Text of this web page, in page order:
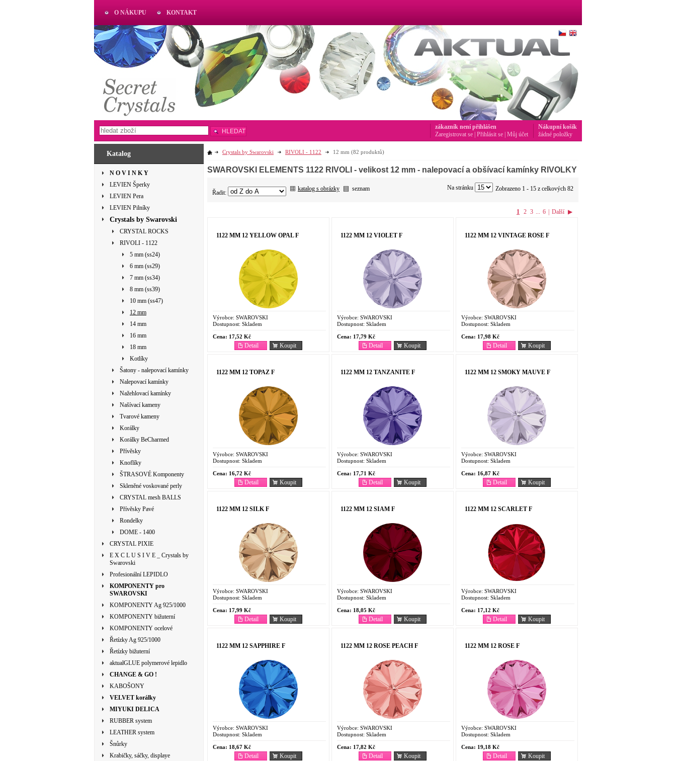
Katalog
N O V I N K Y
LEVIEN Šperky
LEVIEN Pera
LEVIEN Pilníky
Crystals by Swarovski
CRYSTAL ROCKS
RIVOLI - 1122
5 mm (ss24)
6 mm (ss29)
7 mm (ss34)
8 mm (ss39)
10 mm (ss47)
12 mm
14 mm
16 mm
18 mm
Kotlíky
Šatony - nalepovací kamínky
Nalepovací kamínky
Nažehlovací kamínky
Našívací kameny
Tvarové kameny
Korálky
Korálky BeCharmed
Přívěsky
Knoflíky
ŠTRASOVÉ Komponenty
Skleněné voskované perly
CRYSTAL mesh BALLS
Přívěsky Pavé
Rondelky
DOME - 1400
CRYSTAL PIXIE
E X C L U S I V E _ Crystals by
Swarovski
Profesionální LEPIDLO
KOMPONENTY pro
SWAROVSKI
KOMPONENTY Ag 925/1000
KOMPONENTY bižuterní
KOMPONENTY ocelové
Řetízky Ag 925/1000
Řetízky bižuterní
aktualGLUE polymerové lepidlo
CHANGE & GO !
KABOŠONY
VELVET korálky
MIYUKI DELICA
RUBBER system
LEATHER system
Šnůrky
Krabičky, sáčky, displaye
Crystals by Swarovski RIVOLI - 1122 12 mm (82 produktů)
SWAROVSKI ELEMENTS 1122 RIVOLI - velikost 12 mm - nalepovací a obšívací kamínky RIVOLKY
Řadit:
katalog s obrázky seznam Zobrazeno 1 - 15 z celkových 82
Na stránku
1 2 3 6 | Další ▶
1122 MM 12 YELLOW OPAL F
Výrobce: SWAROVSKI
Dostupnost: Skladem
Cena: 17,52 Kč
Koupit
Detail
1122 MM 12 VIOLET F
Výrobce: SWAROVSKI
Dostupnost: Skladem
Cena: 17,79 Kč
Koupit
Detail
1122 MM 12 VINTAGE ROSE F
Výrobce: SWAROVSKI
Dostupnost: Skladem
Cena: 17,98 Kč
Koupit
Detail
1122 MM 12 TOPAZ F
Výrobce: SWAROVSKI
Dostupnost: Skladem
Cena: 16,72 Kč
Koupit
Detail
1122 MM 12 TANZANITE F
Výrobce: SWAROVSKI
Dostupnost: Skladem
Cena: 17,71 Kč
Koupit
Detail
1122 MM 12 SMOKY MAUVE F
Výrobce: SWAROVSKI
Dostupnost: Skladem
Cena: 16,87 Kč
Koupit
Detail
1122 MM 12 SILK F
Výrobce: SWAROVSKI
Dostupnost: Skladem
Cena: 17,99 Kč
Koupit
Detail
1122 MM 12 SIAM F
Výrobce: SWAROVSKI
Dostupnost: Skladem
Cena: 18,05 Kč
Koupit
Detail
1122 MM 12 SCARLET F
Výrobce: SWAROVSKI
Dostupnost: Skladem
Cena: 17,12 Kč
Koupit
Detail
1122 MM 12 SAPPHIRE F
Výrobce: SWAROVSKI
Dostupnost: Skladem
Cena: 18,67 Kč
Koupit
Detail
1122 MM 12 ROSE PEACH F
Výrobce: SWAROVSKI
Dostupnost: Skladem
Cena: 17,82 Kč
Koupit
Detail
1122 MM 12 ROSE F
Výrobce: SWAROVSKI
Dostupnost: Skladem
Cena: 19,18 Kč
Koupit
Detail
O NÁKUPU KONTAKT
AKTUAL
www.aktual-koralky.cz
HLEDAT
Nákupní košík
žádné položky
zákazník není přihlášen
Zaregistrovat se Přihlásit se Můj účet